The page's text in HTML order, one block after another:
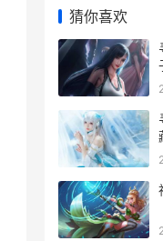
猜你喜欢